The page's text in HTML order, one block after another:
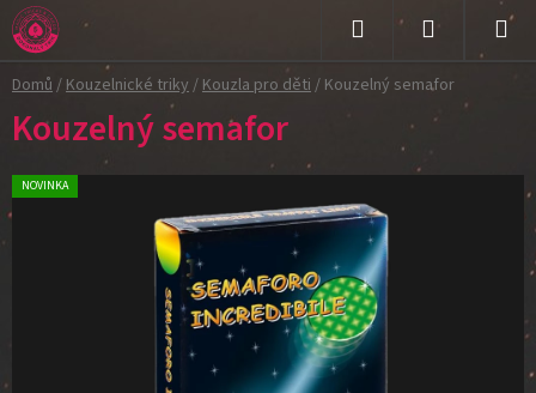
Přejít
na
obsah
NÁKUPNÍ
KOŠÍK
Domů/Kouzelnické triky/Kouzla pro děti/ Kouzelný semafor
Kouzelný semafor
NOVINKA